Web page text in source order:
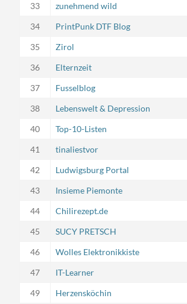
33
zunehmend wild
34
PrintPunk DTF Blog
35
Zirol
36
Elternzeit
37
Fusselblog
38
Lebenswelt & Depression
40
Top-10-Listen
41
tinaliestvor
42
Ludwigsburg Portal
43
Insieme Piemonte
44
Chilirezept.de
45
SUCY PRETSCH
46
Wolles Elektronikkiste
47
IT-Learner
49
Herzensköchin